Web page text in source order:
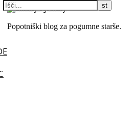
Popotniški blog za pogumne starše.